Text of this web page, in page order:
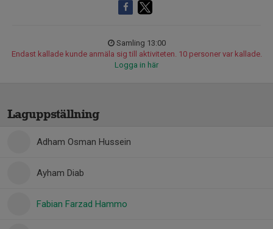
Samling 13:00
Endast kallade kunde anmäla sig till aktiviteten. 10 personer var kallade.
Logga in här
Laguppställning
Adham Osman Hussein
Ayham Diab
Fabian Farzad Hammo